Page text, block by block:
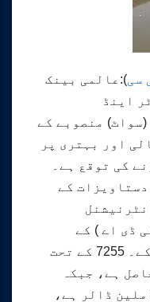
سی):عالمی بینک
اینڈ
منصوبے کے
اور بہتری پر
کے
ڈی اے ) کے
کریڈٹس پی کے۔7254 اورپی کے۔ 7255 کے تحت
ہے، جبکہ
منصوبے کی مجموعی لاگت 320 ملین ڈالر ہے،